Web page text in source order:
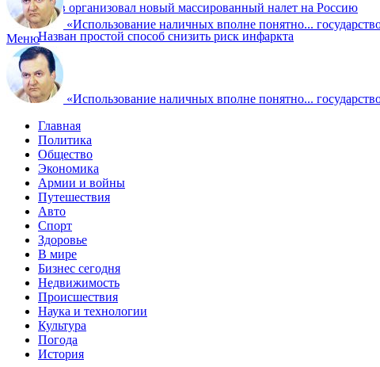
Киев организовал новый массированный налет на Россию
Назван простой способ снизить риск инфаркта
«Использование наличных вполне понятно...
Меню
«Использование наличных вполне понятно...
Главная
Политика
Общество
Экономика
Армии и войны
Путешествия
Авто
Спорт
Здоровье
В мире
Бизнес сегодня
Недвижимость
Происшествия
Наука и технологии
Культура
Погода
История